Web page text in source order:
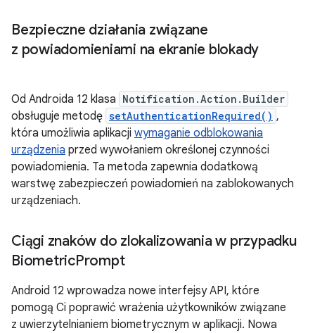
Bezpieczne działania związane
z powiadomieniami na ekranie blokady
Od Androida 12 klasa Notification.Action.Builder
obsługuje metodę setAuthenticationRequired() ,
która umożliwia aplikacji wymaganie odblokowania
urządzenia przed wywołaniem określonej czynności
powiadomienia. Ta metoda zapewnia dodatkową
warstwę zabezpieczeń powiadomień na zablokowanych
urządzeniach.
Ciągi znaków do zlokalizowania w przypadku
BiometricPrompt
Android 12 wprowadza nowe interfejsy API, które
pomogą Ci poprawić wrażenia użytkowników związane
z uwierzytelnianiem biometrycznym w aplikacji. Nowa